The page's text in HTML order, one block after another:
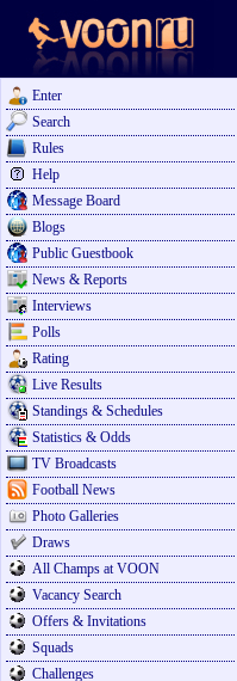
Enter
Search
Rules
Help
Message Board
Blogs
Public Guestbook
News & Reports
Interviews
Polls
Rating
Live Results
Standings & Schedules
Statistics & Odds
TV Broadcasts
Football News
Photo Galleries
Draws
All Champs at VOON
Vacancy Search
Offers & Invitations
Squads
Challenges